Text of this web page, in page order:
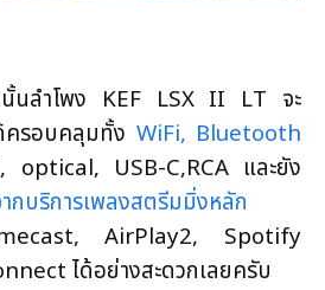
นนั้นลำโพง KEF LSX II LT จะ
ครอบคลุมทั้ง WiFi, Bluetooth
USB-C,RCA และยัง
กบริการเพลงสตรีมมิ่งหลัก
AirPlay2, Spotify
ได้อย่างสะดวกเลยครับ